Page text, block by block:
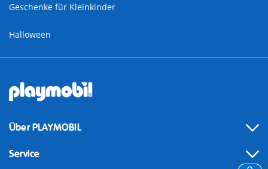
Geschenke für Kleinkinder
Halloween
Über PLAYMOBIL
Service